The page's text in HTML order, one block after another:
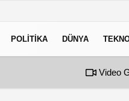
POLITIKA DÜNYA
Video